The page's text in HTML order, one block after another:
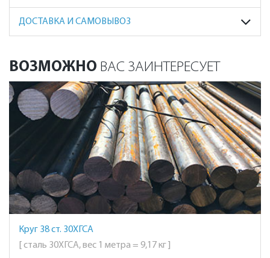
ДОСТАВКА И САМОВЫВОЗ
ВОЗМОЖНО ВАС ЗАИНТЕРЕСУЕТ
Круг 38 ст. 30ХГСА
[ сталь 30ХГСА, вес 1 метра = 9,17 кг ]